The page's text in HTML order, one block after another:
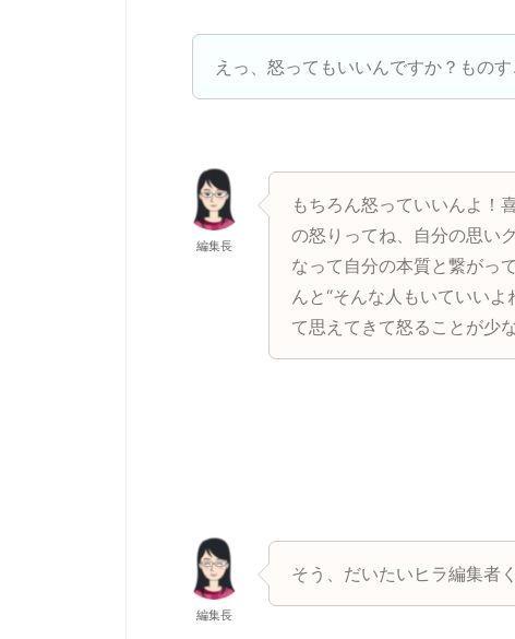
えっ、怒ってもいいんですか？もの
編集長
もちろん怒っていいんよ！
の怒りってね、自分の思い
なって自分の本質と繋がっ
んと“そんな人もいていいよ
て思えてきて怒ることが少
編集長
そう、だいたいヒラ編集者